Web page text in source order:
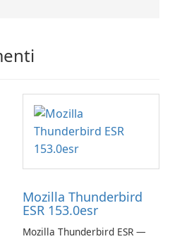
Mozilla Thunderbird
ESR 153.0esr
Mozilla Thunderbird ESR —